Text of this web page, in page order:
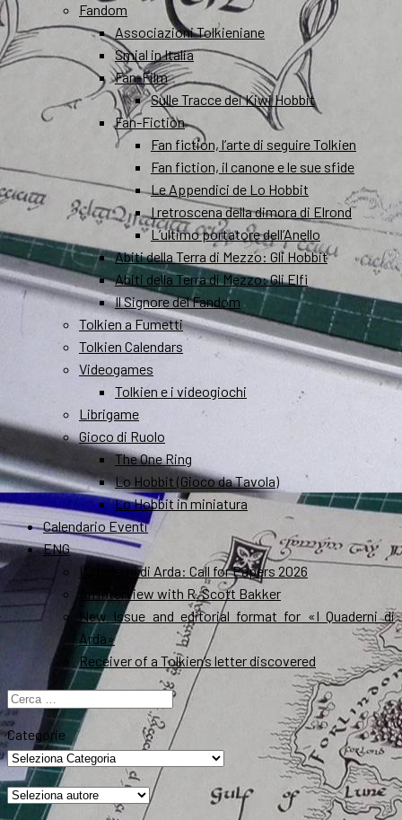
Fandom
Associazioni Tolkieniane
Smial in Italia
Fan-Film
Sulle Tracce dei Kiwi Hobbit
Fan-Fiction
Fan fiction, l’arte di seguire Tolkien
Fan fiction, il canone e le sue sfide
Le Appendici de Lo Hobbit
I retroscena della dimora di Elrond
L’ultimo portatore dell’Anello
Abiti della Terra di Mezzo: Gli Hobbit
Abiti della Terra di Mezzo: Gli Elfi
Il Signore del Fandom
Tolkien a Fumetti
Tolkien Calendars
Videogames
Tolkien e i videogiochi
Librigame
Gioco di Ruolo
The One Ring
Lo Hobbit (Gioco da Tavola)
Lo Hobbit in miniatura
Calendario Eventi
ENG
I Quaderni di Arda: Call for Papers 2026
An interview with R. Scott Bakker
New Issue and editorial format for «I Quaderni di
Arda»
Receiver of a Tolkien’s letter discovered
Ricerca
per:
Categorie